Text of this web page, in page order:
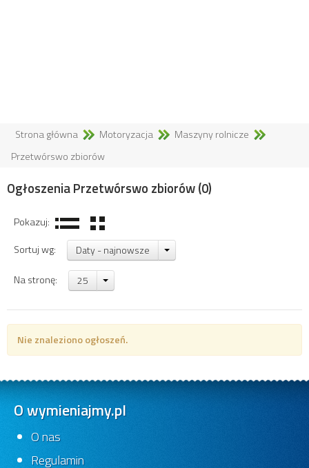
Strona główna Motoryzacja
Maszyny rolnicze
Przetwórswo zbiorów
Ogłoszenia Przetwórswo zbiorów(0)
Pokazuj:
Sortuj wg:
Daty - najnowsze
Na stronę: 25
Nie znaleziono ogłoszeń.
O wymieniajmy.pl
O nas
Regulamin